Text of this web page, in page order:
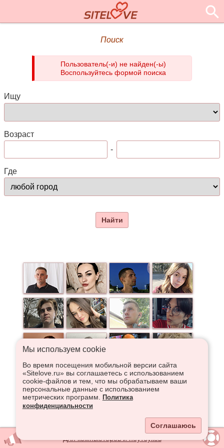
Поиск
Пользователь(-и) не найден(-ы)
Воспользуйтесь формой поиска
Ищу
Возраст
-
Где
Найти
Мы используем сookie
Во время посещения мобильной версии сайта
«Sitelove.ru» вы соглашаетесь с использованием
cookie-файлов и тем, что мы обрабатываем ваши
персональные данные с использованием
метрических программ.
Политика
конфиденциальности
Соглашаюсь
Для компьютеров и ноутбуков